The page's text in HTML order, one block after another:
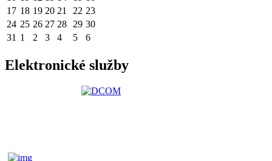
17 18 19 20 21 22 23
24 25 26 27 28 29 30
31 1 2 3 4 5 6
Elektronické služby